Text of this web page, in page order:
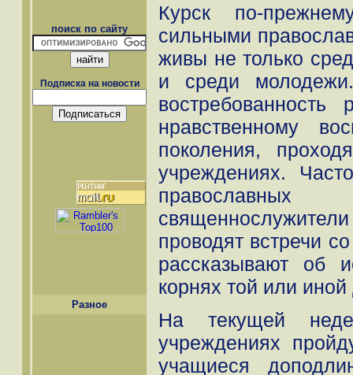
поиск по сайту
Подписка на новости
Разное
Курск по-
сильными
живы не только
и среди
нравственному
поколения,
учреждениях.
проводят встречи
рассказывают об
корнях той или
На текущей
учреждениях
учащиеся